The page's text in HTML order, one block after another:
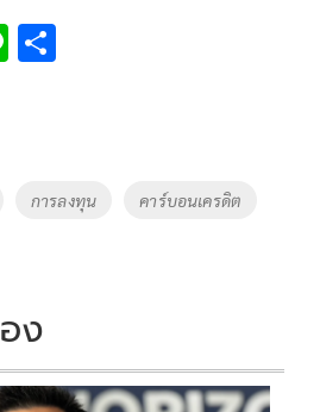
Li
การลงทุน คาร์บอนเครดิต
ง